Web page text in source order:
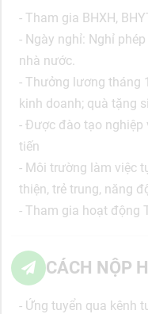
- Tham gia BHXH,
- Ngày nghỉ: Nghỉ
nhà nước.
- Thưởng lương tháng
kinh doanh; quà tặng
- Được đào tạo nghiệp
tiến
- Môi trường làm việc
thiện, trẻ trung, năng
- Tham gia hoạt động
CÁCH NỘP
- Ứng tuyển qua kênh